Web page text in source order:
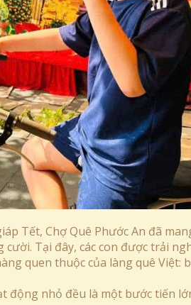
Tết, Chợ Quê Phước An đã
Tại đây, các con được trải
quen thuộc của làng quê Việt:
động nhỏ đều là một bước tiến